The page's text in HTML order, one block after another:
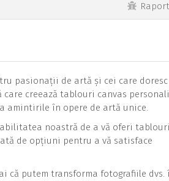
pasionații de artă și cei care doresc
creează tablouri canvas
amintirile în opere de artă unice.
noastră de a vă oferi tablouri
de opțiuni pentru a vă satisface
că putem transforma fotografiile dvs.